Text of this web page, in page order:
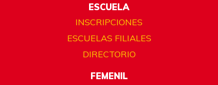
ESCUELA
INSCRIPCIONES
ESCUELAS FILIALES
DIRECTORIO
FEMENIL